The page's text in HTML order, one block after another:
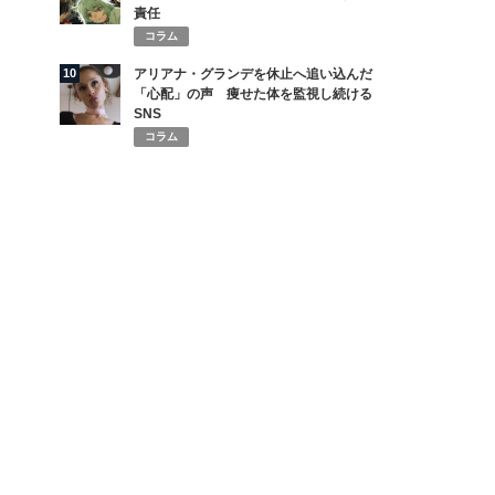
責任
コラム
10
アリアナ・グランデを休止へ追い込んだ
「心配」の声 痩せた体を監視し続ける
SNS
コラム